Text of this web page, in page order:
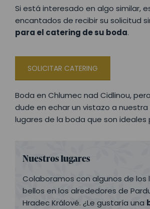
Si está interesado en algo similar,
encantados de recibir su solicitud
para el catering de su boda.
SOLICITAR CATERING
Boda en Chlumec nad Cidlinou,
dude en echar un vistazo a
lugares de la boda que son ideales
Nuestros lugares
Colaboramos con algunos de los
bellos en los alrededores de
Hradec Králové. ¿Le gustaría una